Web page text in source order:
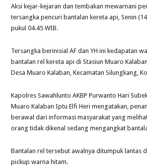
Aksi kejar-kejaran dan tembakan mewarnani
tersangka pencuri bantalan kereta api, Senin
pukul 04.45 WIB.
Tersangka berinisial AF dan YH ini kedapatan
bantalan rel kereta api di Stasiun Muaro
Desa Muaro Kalaban, Kecamatan Silungkang,
Kapolres Sawahlunto AKBP Purwanto Hari
Muaro Kalaban Iptu Elfi Heri mengatakan,
berawal dari informasi masyarakat yang
orang tidak dikenal sedang mengangkat
Bantalan rel tersebut awalnya ditumpuk lantas
pickup warna hitam.